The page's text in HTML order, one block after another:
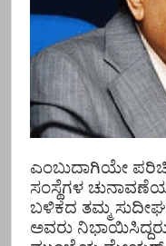
ಎಂಬುದಾಗಿಯೇ
ಸಂಸ್ಥೆಗಳ
ಬಳಿಕದ ತಮ್ಮ
ಅವರು